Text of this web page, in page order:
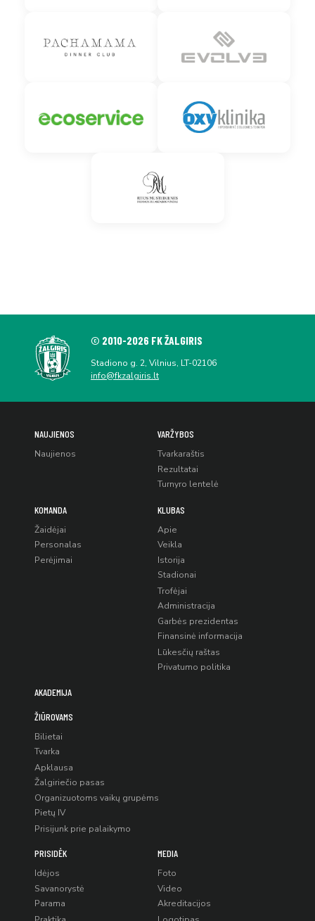
© 2010-2026 FK ŽALGIRIS
Stadiono g. 2, Vilnius, LT-02106
info@fkzalgiris.lt
NAUJIENOS
Naujienos
VARŽYBOS
Tvarkaraštis
Rezultatai
Turnyro lentelė
KOMANDA
Žaidėjai
Personalas
Perėjimai
KLUBAS
Apie
Veikla
Istorija
Stadionai
Trofėjai
Administracija
Garbės prezidentas
Finansinė informacija
Lūkesčių raštas
Privatumo politika
AKADEMIJA
ŽIŪROVAMS
Bilietai
Tvarka
Apklausa
Žalgiriečio pasas
Organizuotoms vaikų grupėms
Pietų IV
Prisijunk prie palaikymo
PRISIDĖK
Idėjos
Savanorystė
Parama
MEDIA
Foto
Video
Akreditacijos